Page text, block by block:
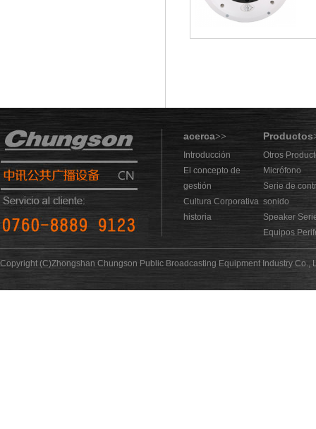
acerca>> Productos
Introducción
El concepto de
gestión
Cultura Corporativa
historia
Otros
Micrófono
Serie de
sonido
Speaker
Equipos
Copyright (C)Zhongshan Chungson Public Broadcasting Equipment Industry